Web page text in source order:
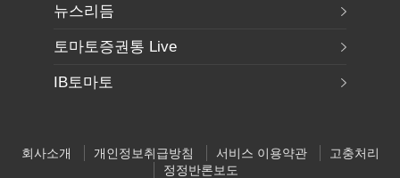
뉴스리듬
토마토증권통 Live
IB토마토
회사소개 개인정보취급방침 서비스 이용약관
고충처리
정정반론보도